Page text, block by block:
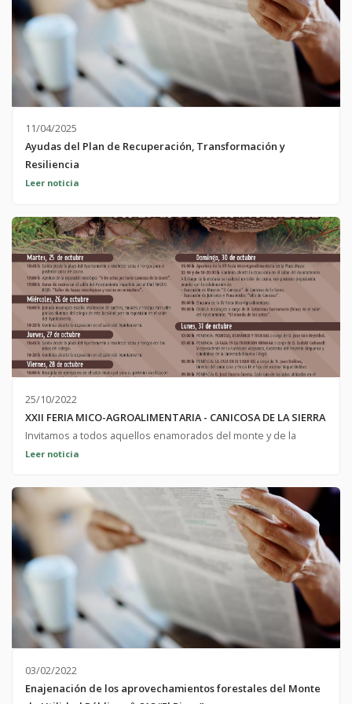
11/04/2025
Ayudas del Plan de Recuperación, Transformación y
Resiliencia
Instalación fotovoltaica DUS 5000 Red de calor DUS 5000 BUZÓN
Recuperación y Resiliencia ;
Leer noticia
25/10/2022
XXII FERIA MICO-AGROALIMENTARIA - CANICOSA DE LA SIERRA
Invitamos a todos aquellos enamorados del monte y de la
micología a la asistencia a la feria del 25 al 31 de octubre de
Canicosa de la Sierra! Consulta el programa aquí.
Leer noticia
03/02/2022
Enajenación de los aprovechamientos forestales del Monte